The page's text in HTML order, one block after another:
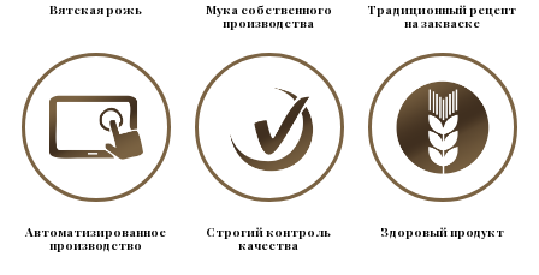
Вятская рожь Мука собственного
производства
Традиционный рецепт
на закваске
Автоматизированное
производство
Строгий контроль
качества
Здоровый продукт